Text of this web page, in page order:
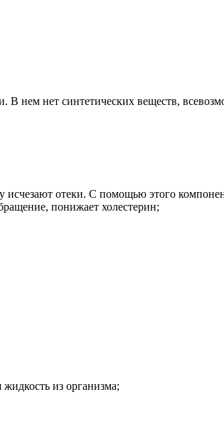
В нем нет синтетических веществ,
отеки. С помощью этого
понижает холестерин;
из организма;